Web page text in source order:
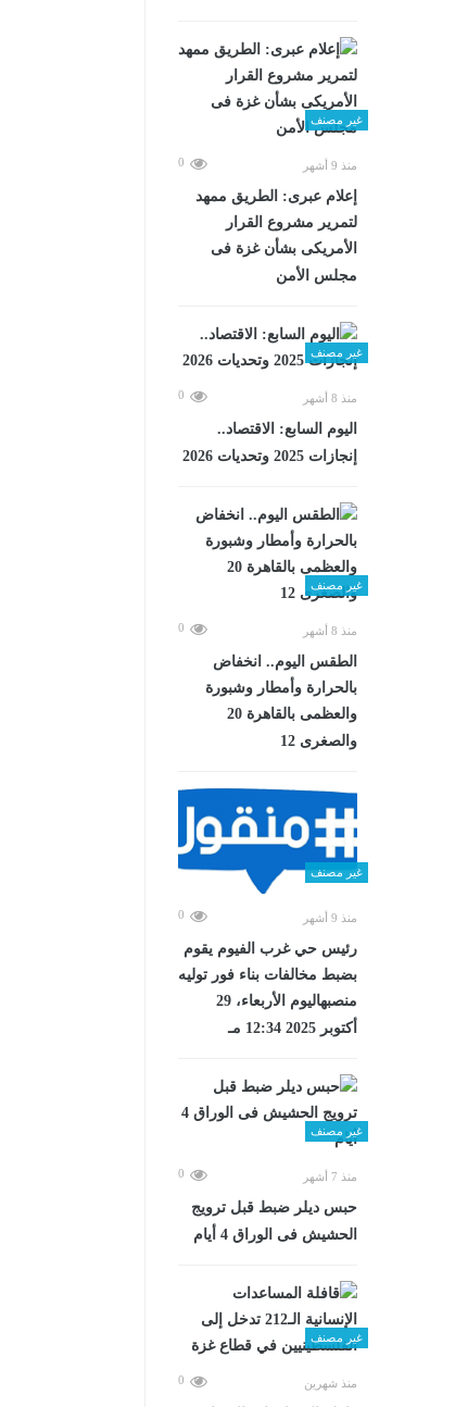
غير مصنف
منذ 9 أشهر 0
إعلام عبرى: الطريق ممهد
لتمرير مشروع القرار
الأمريكى بشأن غزة فى
مجلس الأمن
غير مصنف
منذ 8 أشهر 0
اليوم السابع: الاقتصاد..
إنجازات 2025 وتحديات 2026
غير مصنف
منذ 8 أشهر 0
الطقس اليوم.. انخفاض
بالحرارة وأمطار وشبورة
والعظمى بالقاهرة 20
والصغرى 12
غير مصنف
منذ 9 أشهر 0
رئيس حي غرب الفيوم يقوم
بضبط مخالفات بناء فور توليه
منصبهاليوم الأربعاء، 29
أكتوبر 2025 12:34 مـ
غير مصنف
منذ 7 أشهر 0
حبس ديلر ضبط قبل ترويج
الحشيش فى الوراق 4 أيام
غير مصنف
منذ شهرين 0